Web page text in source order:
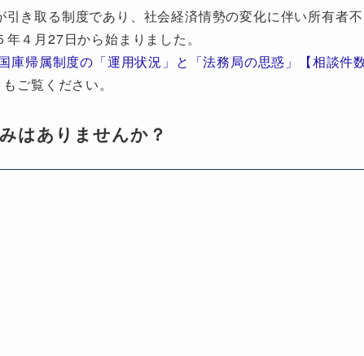
引き取る制度であり、社会経済情勢の変化に伴い所有者不
４月27日から始まりました。
庫帰属制度の「運用状況」と「法務局の思惑」【相談件
もご覧ください。
はありませんか？